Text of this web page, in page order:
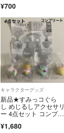
¥700
キャラクターグッズ
新品★すみっコぐら
し めじるしアクセサリ
ー 4点セット コンプリ
¥1,680